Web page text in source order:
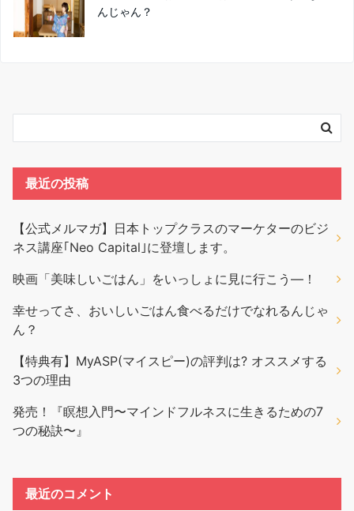
んじゃん？
最近の投稿
【公式メルマガ】日本トップクラスのマーケターのビジ
ネス講座｢Neo Capital｣に登壇します。
映画「美味しいごはん」をいっしょに見に行こう―！
幸せってさ、おいしいごはん食べるだけでなれるんじゃ
ん？
【特典有】MyASP(マイスピー)の評判は? オススメする
3つの理由
発売！『瞑想入門〜マインドフルネスに生きるための7
つの秘訣〜』
最近のコメント